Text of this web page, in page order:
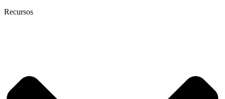
Recursos